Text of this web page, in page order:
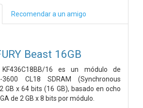
Recomendar a un amigo
Beast 16GB
KF436C18BB/16 es un módulo de
3600 CL18 SDRAM (Synchronous
GB x 64 bits (16 GB), basado en ocho
de 2 GB x 8 bits por módulo.